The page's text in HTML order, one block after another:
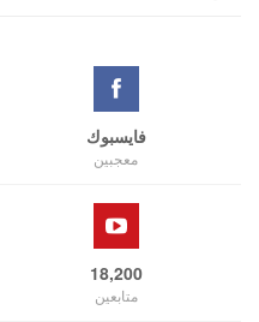
فايسبوك
معجبين
18,200
متابعين